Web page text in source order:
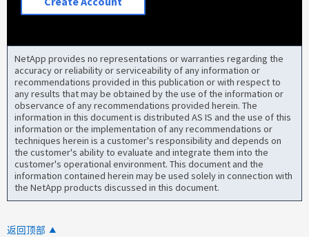
NetApp provides no representations or warranties regarding the
accuracy or reliability or serviceability of any information or
recommendations provided in this publication or with respect to
any results that may be obtained by the use of the information or
observance of any recommendations provided herein. The
information in this document is distributed AS IS and the use of this
information or the implementation of any recommendations or
techniques herein is a customer's responsibility and depends on
the customer's ability to evaluate and integrate them into the
customer's operational environment. This document and the
information contained herein may be used solely in connection with
the NetApp products discussed in this document.
返回顶部